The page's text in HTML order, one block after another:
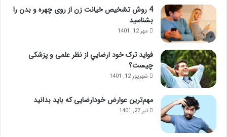
4 روش تشخیص خیانت زن از روی چهره و بدن را
بشناسید
مهر 12, 1401
فواید ترک خود ارضايي از نظر علمی و پزشکی
چیست؟
شهریور 12, 1401
مهم‌ترین عوارض خودارضایی که باید بدانید
تیر 27, 1401